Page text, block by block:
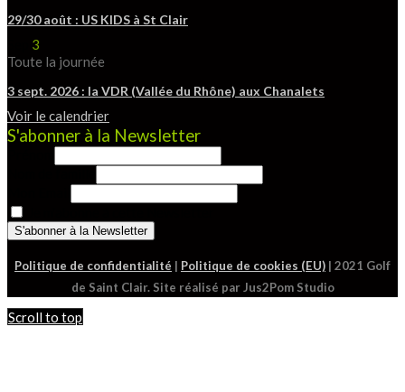
29/30 août : US KIDS à St Clair
3
Toute la journée
3 sept. 2026 : la VDR (Vallée du Rhône) aux Chanalets
Voir le calendrier
S'abonner à la Newsletter
Politique de confidentialité | Politique de cookies (EU) | 2021 Golf
de Saint Clair. Site réalisé par Jus2Pom Studio
Scroll to top